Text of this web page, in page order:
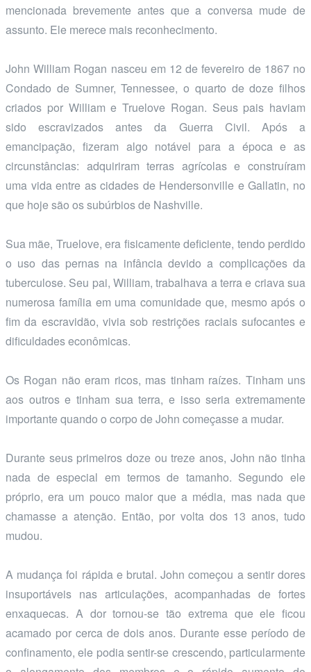
mencionada brevemente antes que a conversa mude de
assunto. Ele merece mais reconhecimento.
John William Rogan nasceu em 12 de fevereiro de 1867 no
Condado de Sumner, Tennessee, o quarto de doze filhos
criados por William e Truelove Rogan. Seus pais haviam
sido escravizados antes da Guerra Civil. Após a
emancipação, fizeram algo notável para a época e as
circunstâncias: adquiriram terras agrícolas e construíram
uma vida entre as cidades de Hendersonville e Gallatin, no
que hoje são os subúrbios de Nashville.
Sua mãe, Truelove, era fisicamente deficiente, tendo perdido
o uso das pernas na infância devido a complicações da
tuberculose. Seu pai, William, trabalhava a terra e criava sua
numerosa família em uma comunidade que, mesmo após o
fim da escravidão, vivia sob restrições raciais sufocantes e
dificuldades econômicas.
Os Rogan não eram ricos, mas tinham raízes. Tinham uns
aos outros e tinham sua terra, e isso seria extremamente
importante quando o corpo de John começasse a mudar.
Durante seus primeiros doze ou treze anos, John não tinha
nada de especial em termos de tamanho. Segundo ele
próprio, era um pouco maior que a média, mas nada que
chamasse a atenção. Então, por volta dos 13 anos, tudo
mudou.
A mudança foi rápida e brutal. John começou a sentir dores
insuportáveis nas articulações, acompanhadas de fortes
enxaquecas. A dor tornou-se tão extrema que ele ficou
acamado por cerca de dois anos. Durante esse período de
confinamento, ele podia sentir-se crescendo, particularmente